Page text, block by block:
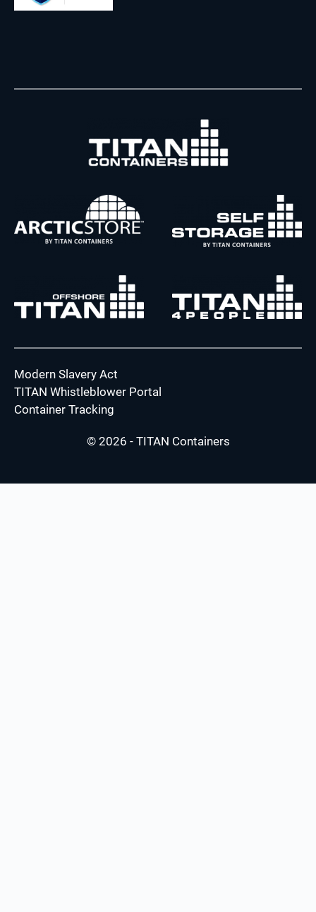
Modern Slavery Act
TITAN Whistleblower Portal
Container Tracking
© 2026 - TITAN Containers